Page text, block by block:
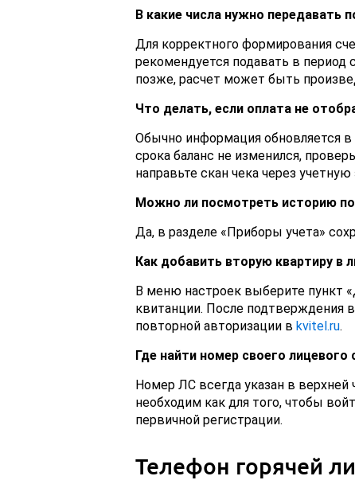
В какие числа нужно передавать
Для корректного формирования
рекомендуется подавать в период
позже, расчет может быть
Что делать, если оплата не
Обычно информация обновляется в
срока баланс не изменился,
направьте скан чека через учетную
Можно ли посмотреть историю
Да, в разделе «Приборы учета»
Как добавить вторую квартиру в
В меню настроек выберите пункт
квитанции. После подтверждения
повторной авторизации в kvitel.ru.
Где найти номер своего лицевого
Номер ЛС всегда указан в верхней
необходим как для того, чтобы
первичной регистрации.
Телефон горячей